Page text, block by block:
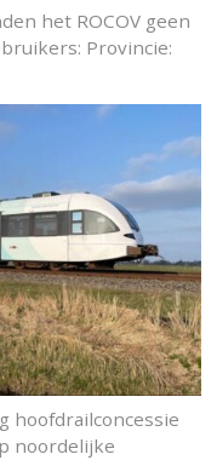
het ROCOV geen
Provincie:
hoofdrailconcessie
noordelijke